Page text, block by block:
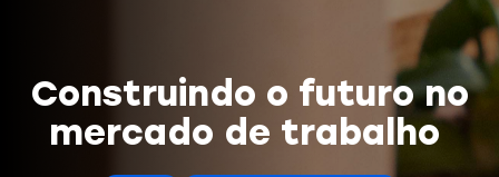
Construindo o futuro no
mercado de trabalho